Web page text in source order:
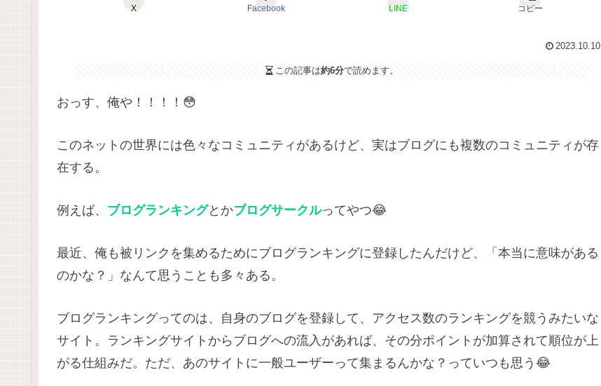
X Facebook LINE コピー
2023.10.10
この記事は約6分で読めます。
おっす、俺や！！！！😳
このネットの世界には色々なコミュニティがあるけど、実はブログにも複数のコミュニティが存
在する。
例えば、 ブログランキングとかブログサークルってやつ😂
最近、俺も被リンクを集めるためにブログランキングに登録したんだけど、「本当に意味がある
のかな？」なんて思うことも多々ある。
ブログランキングってのは、自身のブログを登録して、アクセス数のランキングを競うみたいな
サイト。ランキングサイトからブログへの流入があれば、その分ポイントが加算されて順位が上
がる仕組みだ。ただ、あのサイトに一般ユーザーって集まるんかな？っていつも思う😂